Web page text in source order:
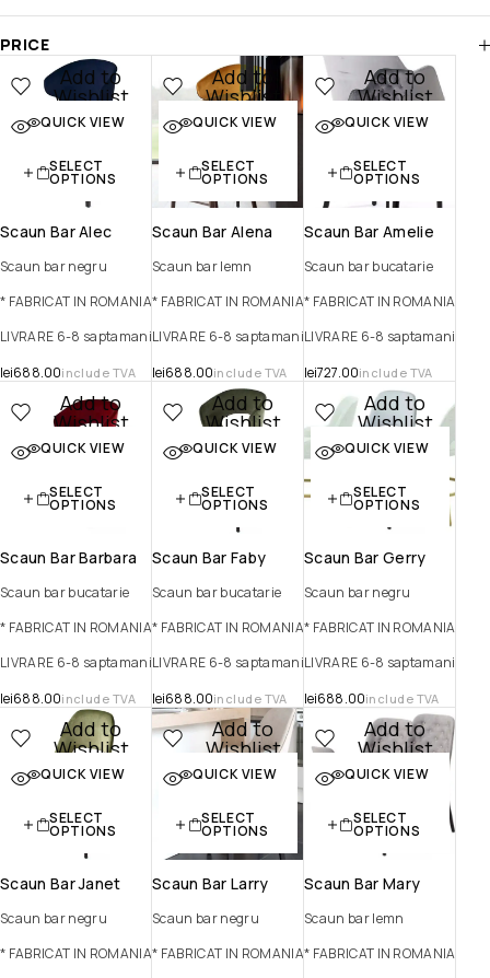
PRICE
Add to
Wishlist
Quick view
QUICK VIEW
SELECT
OPTIONS
Scaun Bar Alec
Scaun bar negru
* FABRICAT IN ROMANIA
LIVRARE 6-8 saptamani
lei688.00include TVA
Add to
Wishlist
Quick view
QUICK VIEW
SELECT
OPTIONS
Scaun Bar Alena
Scaun bar lemn
* FABRICAT IN ROMANIA
LIVRARE 6-8 saptamani
lei688.00include TVA
Add to
Wishlist
Quick view
QUICK VIEW
SELECT
OPTIONS
Scaun Bar Amelie
Scaun bar bucatarie
* FABRICAT IN ROMANIA
LIVRARE 6-8 saptamani
lei727.00include TVA
Add to
Wishlist
Quick view
QUICK VIEW
SELECT
OPTIONS
Scaun Bar Barbara
Scaun bar bucatarie
* FABRICAT IN ROMANIA
LIVRARE 6-8 saptamani
lei688.00include TVA
Add to
Wishlist
Quick view
QUICK VIEW
SELECT
OPTIONS
Scaun Bar Faby
Scaun bar bucatarie
* FABRICAT IN ROMANIA
LIVRARE 6-8 saptamani
lei688.00include TVA
Add to
Wishlist
Quick view
QUICK VIEW
SELECT
OPTIONS
Scaun Bar Gerry
Scaun bar negru
* FABRICAT IN ROMANIA
LIVRARE 6-8 saptamani
lei688.00include TVA
Add to
Wishlist
Quick view
QUICK VIEW
SELECT
OPTIONS
Scaun Bar Janet
Scaun bar negru
* FABRICAT IN ROMANIA
Add to
Wishlist
Quick view
QUICK VIEW
SELECT
OPTIONS
Scaun Bar Larry
Scaun bar negru
* FABRICAT IN ROMANIA
Add to
Wishlist
Quick view
QUICK VIEW
SELECT
OPTIONS
Scaun Bar Mary
Scaun bar lemn
* FABRICAT IN ROMANIA